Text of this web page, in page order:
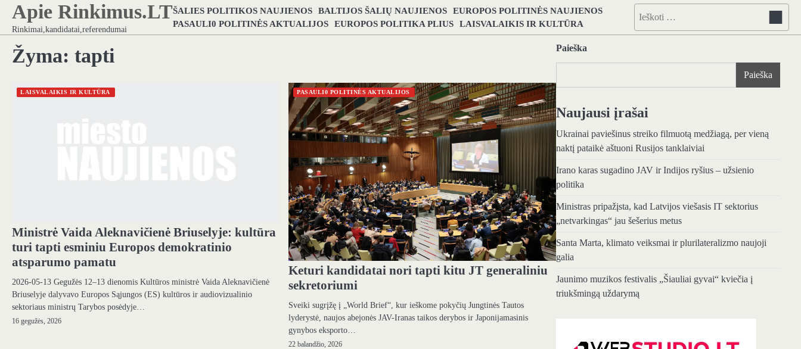
Skip
content
Apie Rinkimus.LT
Rinkimai,kandidatai,referendumai
ŠALIES POLITIKOS NAUJIENOS BALTIJOS ŠALIŲ NAUJIENOS EUROPOS POLITINĖS NAUJIENOS
PASAULI0 POLITINĖS AKTUALIJOS EUROPOS POLITIKA PLIUS LAISVALAIKIS IR KULTŪRA
Ieškoti:
Žyma: tapti
LAISVALAIKIS IR KULTŪRA
Ministrė Vaida Aleknavičienė Briuselyje: kultūra
turi tapti esminiu Europos demokratinio
atsparumo pamatu
2026-05-13 Gegužės 12–13 dienomis Kultūros ministrė Vaida Aleknavičienė
Briuselyje dalyvavo Europos Sąjungos (ES) kultūros ir audiovizualinio
sektoriaus ministrų Tarybos posėdyje…
16 gegužės, 2026
PASAULI0 POLITINĖS AKTUALIJOS
Keturi kandidatai nori tapti kitu JT generaliniu
sekretoriumi
Sveiki sugrįžę į „World Brief“, kur ieškome pokyčių Jungtinės Tautos
lyderystė, naujos abejonės JAV-Iranas taikos derybos ir Japonijamasinis
gynybos eksporto…
22 balandžio, 2026
Paieška
Paieška
Naujausi įrašai
Ukrainai paviešinus streiko filmuotą medžiagą, per vieną
naktį pataikė aštuoni Rusijos tanklaiviai
Irano karas sugadino JAV ir Indijos ryšius – užsienio
politika
Ministras pripažįsta, kad Latvijos viešasis IT sektorius
„netvarkingas“ jau šešerius metus
Santa Marta, klimato veiksmai ir plurilateralizmo naujoji
galia
Jaunimo muzikos festivalis „Šiauliai gyvai“ kviečia į
triukšmingą uždarymą